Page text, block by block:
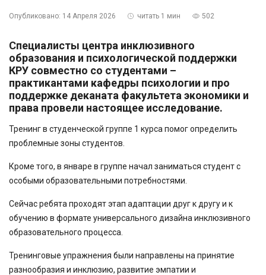
Опубликовано: 14 Апреля 2026 читать 1 мин 502
Специалисты центра инклюзивного
образования и психологической поддержки
КРУ совместно со студентами –
практикантами кафедры психологии и про
поддержке деканата факультета экономики и
права провели настоящее исследование.
Тренинг в студенческой группе 1 курса помог определить
проблемные зоны студентов.
Кроме того, в январе в группе начал заниматься студент с
особыми образовательными потребностями.
Сейчас ребята проходят этап адаптации друг к другу и к
обучению в формате универсального дизайна инклюзивного
образовательного процесса.
Тренинговые упражнения были направлены на принятие
разнообразия и инклюзию, развитие эмпатии и